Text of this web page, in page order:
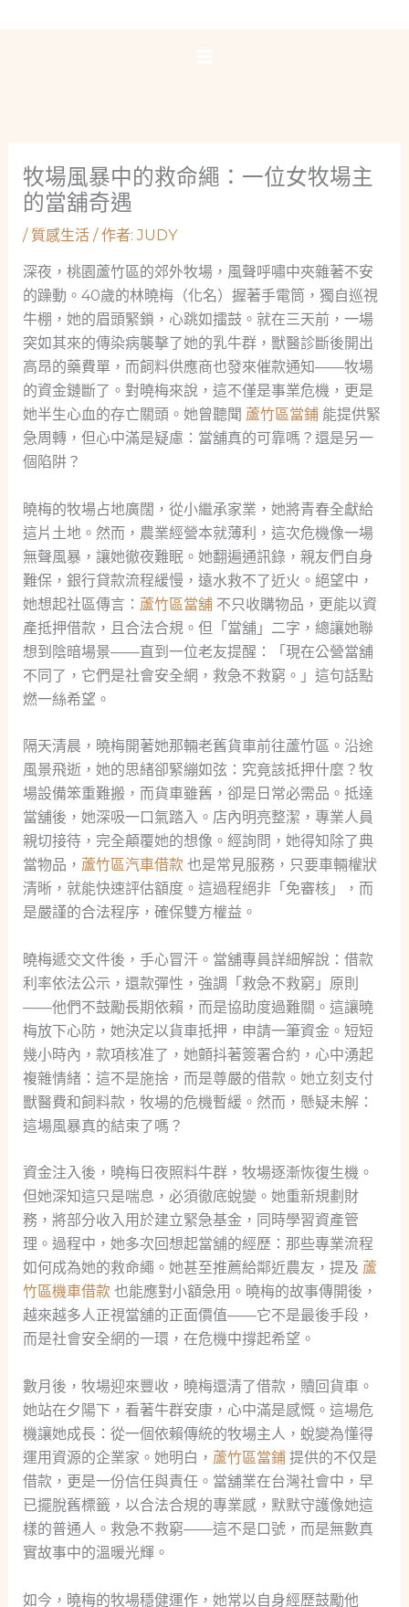
牧場風暴中的救命繩：一位女牧場主
的當舖奇遇
/ 質感生活/ 作者:JUDY
深夜，桃園蘆竹區的郊外牧場，風聲呼嘯中夾雜著不安
的躁動。40歲的林曉梅（化名）握著手電筒，獨自巡視
牛棚，她的眉頭緊鎖，心跳如擂鼓。就在三天前，一場
突如其來的傳染病襲擊了她的乳牛群，獸醫診斷後開出
高昂的藥費單，而飼料供應商也發來催款通知——牧場
的資金鏈斷了。對曉梅來說，這不僅是事業危機，更是
她半生心血的存亡關頭。她曾聽聞 蘆竹區當鋪能提供緊
急周轉，但心中滿是疑慮：當舖真的可靠嗎？還是另一
個陷阱？
曉梅的牧場占地廣闊，從小繼承家業，她將青春全獻給
這片土地。然而，農業經營本就薄利，這次危機像一場
無聲風暴，讓她徹夜難眠。她翻遍通訊錄，親友們自身
難保，銀行貸款流程緩慢，遠水救不了近火。絕望中，
她想起社區傳言： 蘆竹區當舖不只收購物品，更能以資
產抵押借款，且合法合規。但「當舖」二字，總讓她聯
想到陰暗場景——直到一位老友提醒：「現在公營當舖
不同了，它們是社會安全網，救急不救窮。」這句話點
燃一絲希望。
隔天清晨，曉梅開著她那輛老舊貨車前往蘆竹區。沿途
風景飛逝，她的思緒卻緊繃如弦：究竟該抵押什麼？牧
場設備笨重難搬，而貨車雖舊，卻是日常必需品。抵達
當舖後，她深吸一口氣踏入。店內明亮整潔，專業人員
親切接待，完全顛覆她的想像。經詢問，她得知除了典
當物品， 蘆竹區汽車借款 也是常見服務，只要車輛權狀
清晰，就能快速評估額度。這過程絕非「免審核」，而
是嚴謹的合法程序，確保雙方權益。
曉梅遞交文件後，手心冒汗。當舖專員詳細解說：借款
利率依法公示，還款彈性，強調「救急不救窮」原則
——他們不鼓勵長期依賴，而是協助度過難關。這讓曉
梅放下心防，她決定以貨車抵押，申請一筆資金。短短
幾小時內，款項核准了，她顫抖著簽署合約，心中湧起
複雜情緒：這不是施捨，而是尊嚴的借款。她立刻支付
獸醫費和飼料款，牧場的危機暫緩。然而，懸疑未解：
這場風暴真的結束了嗎？
資金注入後，曉梅日夜照料牛群，牧場逐漸恢復生機。
但她深知這只是喘息，必須徹底蛻變。她重新規劃財
務，將部分收入用於建立緊急基金，同時學習資產管
理。過程中，她多次回想起當舖的經歷：那些專業流程
如何成為她的救命繩。她甚至推薦給鄰近農友，提及 蘆
竹區機車借款 也能應對小額急用。曉梅的故事傳開後，
越來越多人正視當舖的正面價值——它不是最後手段，
而是社會安全網的一環，在危機中撐起希望。
數月後，牧場迎來豐收，曉梅還清了借款，贖回貨車。
她站在夕陽下，看著牛群安康，心中滿是感慨。這場危
機讓她成長：從一個依賴傳統的牧場主人，蛻變為懂得
運用資源的企業家。她明白， 蘆竹區當鋪提供的不仅是
借款，更是一份信任與責任。當舖業在台灣社會中，早
已擺脫舊標籤，以合法合規的專業感，默默守護像她這
樣的普通人。救急不救窮——這不是口號，而是無數真
實故事中的溫暖光輝。
如今，曉梅的牧場穩健運作，她常以自身經歷鼓勵他